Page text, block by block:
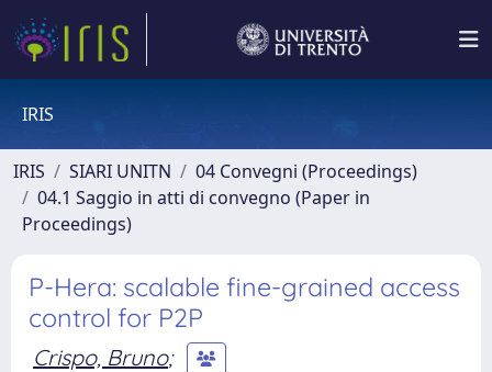
IRIS
IRIS SIARI UNITN
04 Convegni (Proceedings)
04.1 Saggio in atti di convegno (Paper in
Proceedings)
P-Hera: scalable fine-grained access
control for P2P
Crispo, Bruno;